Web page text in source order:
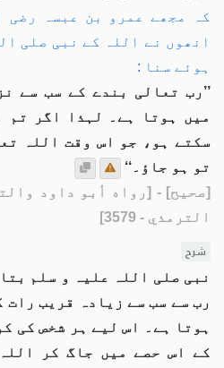
کہ مجھے عمرو بن عبسہ رضی
انھوں نے اللہ کے نبی صلی
ہوئے سنا :
’’رب تعالی بندے کے سب سے
میں ہوتا ہے۔ لہذا اگر تم
سکتے ہو، جو اس وقت اللہ
تو ہو جاؤ۔‘‘
[صحيح] - [رواه أبو داود
الترمذي - 3579]
شرح
نبی صلی اللہ علیہ و سلم
رب سے سب سے زیادہ قریب رات
ہوتا ہے۔ اس لیے ہر شخص کی
کے اس حصے میں جاگ کر